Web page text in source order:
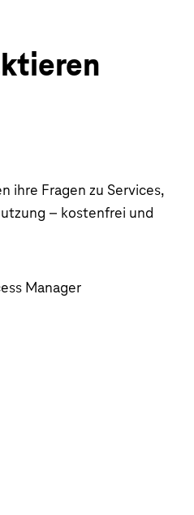
ihre Fragen zu Services,
– kostenfrei und
Manager